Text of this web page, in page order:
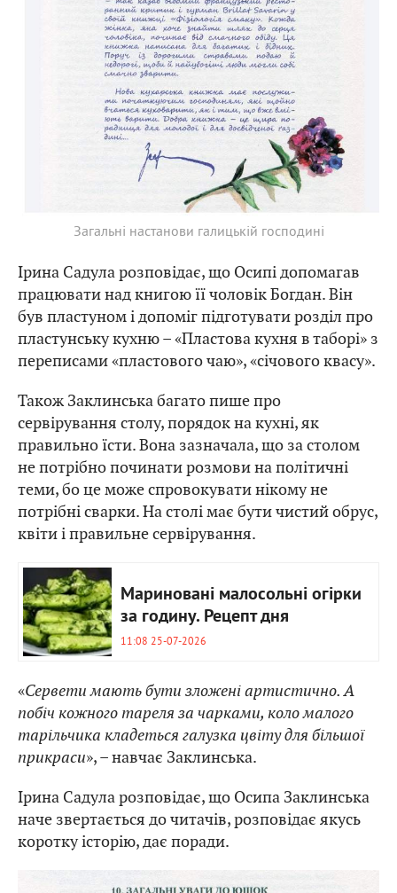
Загальні настанови галицькій господині
Ірина Садула розповідає, що Осипі допомагав
працювати над книгою її чоловік Богдан. Він
був пластуном і допоміг підготувати розділ про
пластунську кухню – «Пластова кухня в таборі» з
переписами «пластового чаю», «січового квасу».
Також Заклинська багато пише про
сервірування столу, порядок на кухні, як
правильно їсти. Вона зазначала, що за столом
не потрібно починати розмови на політичні
теми, бо це може спровокувати нікому не
потрібні сварки. На столі має бути чистий обрус,
квіти і правильне сервірування.
Мариновані малосольні огірки
за годину. Рецепт дня
11:08 25-07-2026
«Сервети мають бути зложені артистично. А
побіч кожного тареля за чарками, коло малого
тарільчика кладеться галузка цвіту для більшої
прикраси», – навчає Заклинська.
Ірина Садула розповідає, що Осипа Заклинська
наче звертається до читачів, розповідає якусь
коротку історію, дає поради.